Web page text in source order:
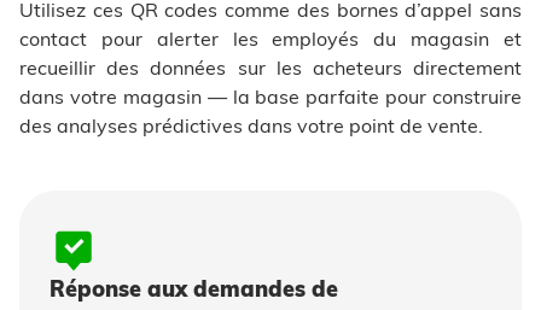
Utilisez ces QR codes comme des bornes d’appel sans
contact pour alerter les employés du magasin et
recueillir des données sur les acheteurs directement
dans votre magasin — la base parfaite pour construire
des analyses prédictives dans votre point de vente.
Réponse aux demandes de